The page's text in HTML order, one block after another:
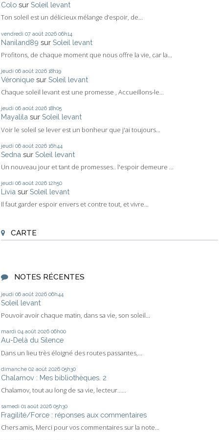
Colo sur Soleil levant
Ton soleil est un délicieux mélange d’espoir, de...
vendredi 07 août 2026 06h14
Naniland89 sur Soleil levant
Profitons, de chaque moment que nous offre la vie, car la...
jeudi 06 août 2026 18h19
Véronique sur Soleil levant
Chaque soleil levant est une promesse , Accueillons-le...
jeudi 06 août 2026 18h05
Mayalila sur Soleil levant
Voir le soleil se lever est un bonheur que j'ai toujours...
jeudi 06 août 2026 16h44
Sedna sur Soleil levant
Un nouveau jour et tant de promesses.. l'espoir demeure ...
jeudi 06 août 2026 12h50
Livia sur Soleil levant
Il faut garder espoir envers et contre tout, et vivre...
CARTE
NOTES RÉCENTES
jeudi 06 août 2026 06h44
Soleil levant
Pouvoir avoir chaque matin, dans sa vie, son soleil...
mardi 04 août 2026 06h00
Au-Delà du Silence
Dans un lieu très éloigné des routes passantes,...
dimanche 02 août 2026 05h30
Chalamov : Mes bibliothèques. 2
Chalamov, tout au long de sa vie, lecteur…...
samedi 01 août 2026 05h30
Fragilité/Force : réponses aux commentaires
Chers amis, Merci pour vos commentaires sur la note...